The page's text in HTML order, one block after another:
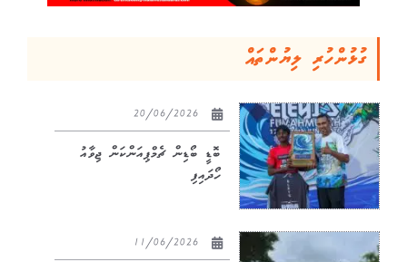
ގުޅުންހުރި ލިޔުންތައް
ބޮޑީ ބޯޑިން ޗެމްޕިއަންކަން ޖިވާއު
ހޯދައިފި